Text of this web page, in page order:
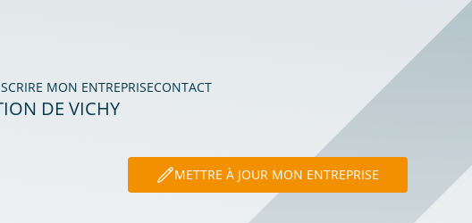
MON ENTREPRISECONTACT
DE VICHY
METTRE À JOUR MON ENTREPRISE